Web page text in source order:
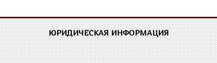
ЮРИДИЧЕСКАЯ ИНФОРМАЦИЯ